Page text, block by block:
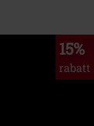
15%
rabatt